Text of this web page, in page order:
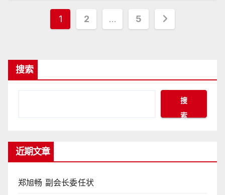
文
页
1 2 … 5
搜索
搜
索
近期文章
郑旭畅 副会长委任状